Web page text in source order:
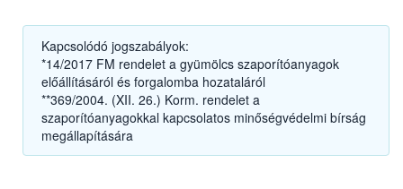
Kapcsolódó jogszabályok:
*14/2017 FM rendelet a gyümölcs szaporítóanyagok
előállításáról és forgalomba hozataláról
**369/2004. (XII. 26.) Korm. rendelet a
szaporítóanyagokkal kapcsolatos minőségvédelmi bírság
megállapítására